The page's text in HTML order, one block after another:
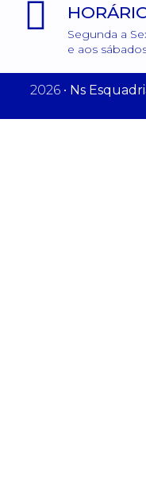
Segunda a
e aos
2026 • Ns